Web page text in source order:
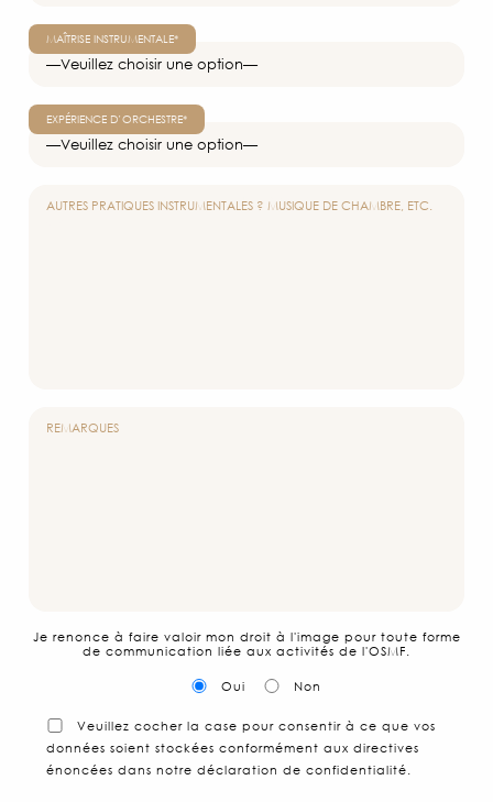
MAÎTRISE INSTRUMENTALE*
EXPÉRIENCE D’ORCHESTRE*
AUTRES PRATIQUES INSTRUMENTALES ? MUSIQUE DE CHAMBRE, ETC.
REMARQUES
Je renonce à faire valoir mon droit à l'image pour toute forme
de communication liée aux activités de l'OSMF.
Oui Non
Veuillez cocher la case pour consentir à ce que vos
données soient stockées conformément aux directives
énoncées dans notre déclaration de confidentialité.